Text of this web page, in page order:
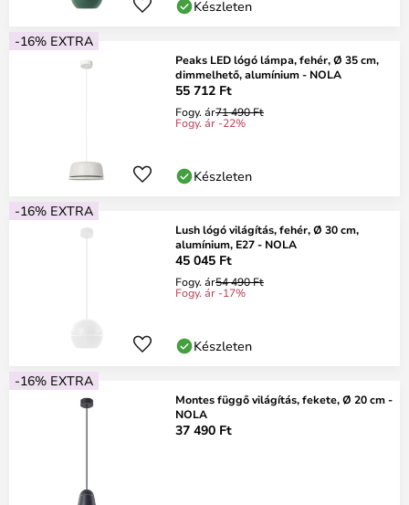
Készleten
-16% EXTRA
Peaks LED lógó lámpa, fehér, Ø 35 cm,
dimmelhető, alumínium - NOLA
55 712 Ft
Fogy. ár71 490 Ft
Fogy. ár -22%
Készleten
-16% EXTRA
Lush lógó világítás, fehér, Ø 30 cm,
alumínium, E27 - NOLA
45 045 Ft
Fogy. ár54 490 Ft
Fogy. ár -17%
Készleten
-16% EXTRA
Montes függő világítás, fekete, Ø 20 cm -
NOLA
37 490 Ft